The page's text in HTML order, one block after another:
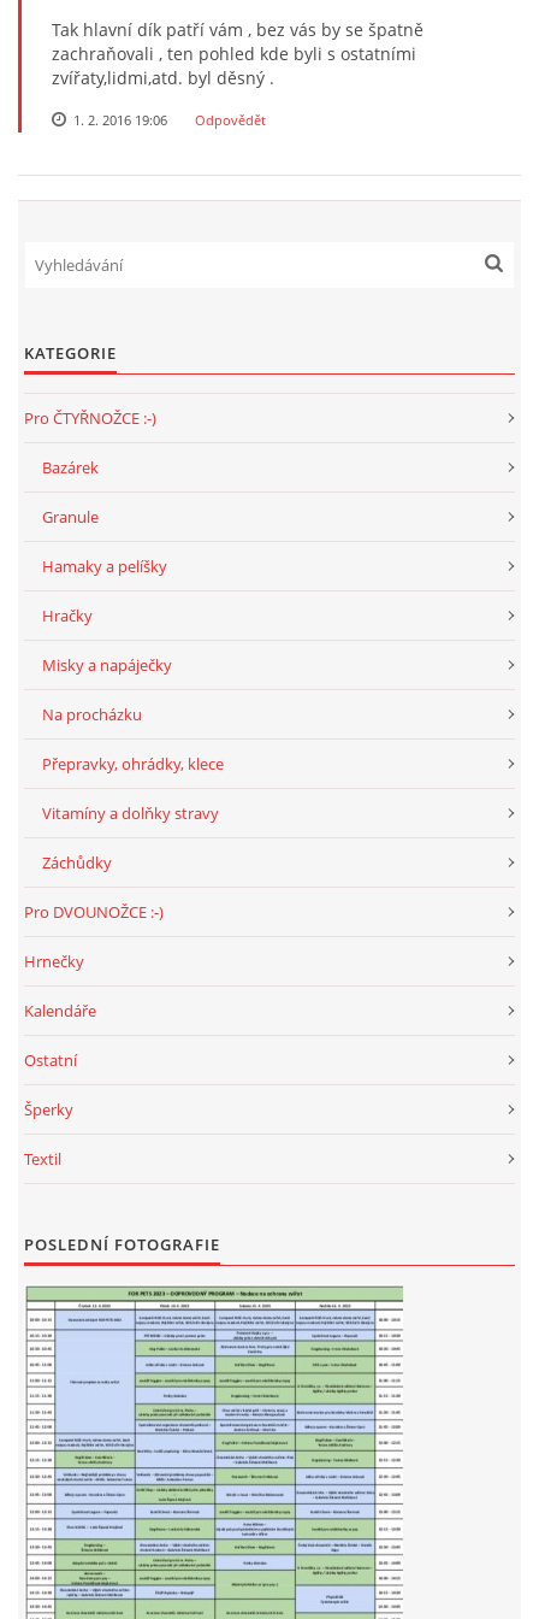
NATÁČENÍ V TELEVIZI
AKCE
SLUŽBY
HISTORIE - 2010 - 2020
JAK NÁM POMOCI - POMÁHAJÍ NÁM :-)
Tak hlavní dík patří vám , bez vás by se špatně
zachraňovali , ten pohled kde byli s ostatními
zvířaty,lidmi,atd. byl děsný .
1. 2. 2016 19:06 Odpovědět
KATEGORIE
Pro ČTYŘNOŽCE :-)
Bazárek
Granule
Hamaky a pelíšky
Hračky
Misky a napáječky
Na procházku
Přepravky, ohrádky, klece
Vitamíny a dolňky stravy
Záchůdky
Pro DVOUNOŽCE :-)
Hrnečky
Kalendáře
Ostatní
Šperky
Textil
POSLEDNÍ FOTOGRAFIE